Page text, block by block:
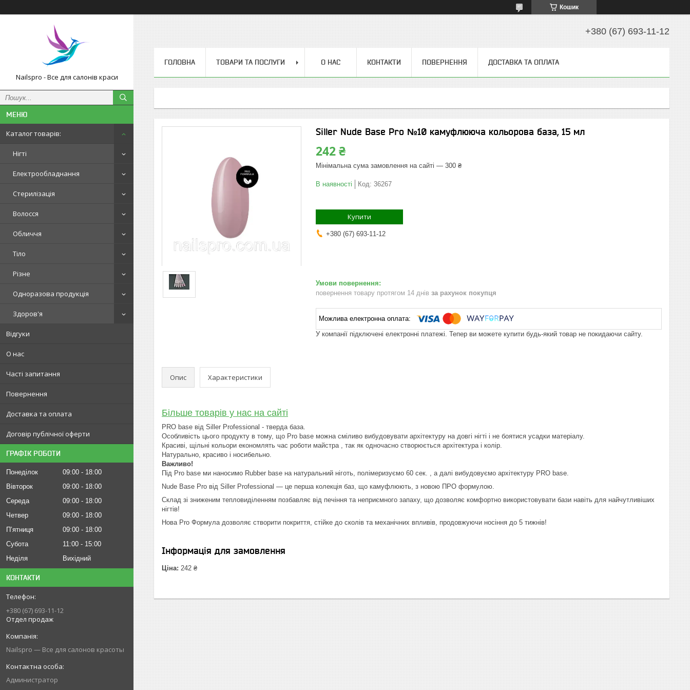
Кошик
Nailspro - Все для салонів краси
Каталог товарів:
Нігті
Електрообладнання
Стерилізація
Волосся
Обличчя
Тіло
Різне
Одноразова продукція
Здоров'я
Відгуки
О нас
Часті запитання
Повернення
Доставка та оплата
Договір публічної оферти
ГРАФІК РОБОТИ
Понеділок 09:00
18:00
Вівторок
09:00
18:00
Середа
09:00
18:00
Четвер
09:00
18:00
Пʼятниця
09:00
18:00
Субота
11:00
15:00
Неділя
Вихідний
КОНТАКТИ
+380 (67) 693-11-12
Отдел продаж
Nailspro — Все для салонов красоты
Администратор
+380 (67) 693-11-12
ГОЛОВНА ТОВАРИ ТА ПОСЛУГИ О НАС КОНТАКТИ ПОВЕРНЕННЯ ДОСТАВКА ТА ОПЛАТА
Siller Nude Base Pro №10 камуфлююча кольорова база, 15 мл
242 ₴
Мінімальна сума замовлення на сайті — 300 ₴
В наявності Код: 36267
Купити
+380 (67) 693-11-12
повернення товару протягом 14 днів за рахунок покупця
У компанії підключені електронні платежі. Тепер ви можете купити будь-який товар не покидаючи сайту.
Опис Характеристики
Більше товарів у нас на сайті
PRO base від Siller Professional - тверда база.
Особливість цього продукту в тому, що Pro base можна сміливо вибудовувати архітектуру на довгі нігті і не боятися усадки матеріалу.
Красиві, щільні кольори економлять час роботи майстра , так як одночасно створюється архітектура і колір.
Натурально, красиво і носибельно.
Важливо!
Під Pro base ми наносимо Rubber base на натуральний ніготь, полімеризуємо 60 сек. , а далі вибудовуємо архітектуру PRO base.
Nude Base Pro від Siller Professional — це перша колекція баз, що камуфлюють, з новою ПРО формулою.
Склад зі зниженим тепловиділенням позбавляє від печіння та неприємного запаху, що дозволяє комфортно використовувати бази навіть для найчутливіших
нігтів!
Нова Pro Формула дозволяє створити покриття, стійке до сколів та механічних впливів, продовжуючи носіння до 5 тижнів!
Інформація для замовлення
Ціна: 242 ₴